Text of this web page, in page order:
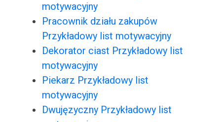
motywacyjny
Pracownik działu zakupów
Przykładowy list motywacyjny
Dekorator ciast Przykładowy list
motywacyjny
Piekarz Przykładowy list
motywacyjny
Dwujęzyczny Przykładowy list